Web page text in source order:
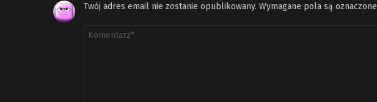
Twój adres email nie zostanie opublikowany. Wymagane pola są oznaczone
Komentarz